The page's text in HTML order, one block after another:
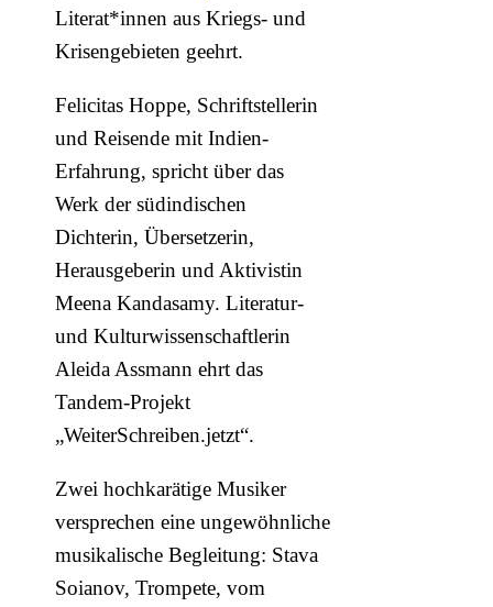
Literat*innen aus Kriegs- und
Krisengebieten geehrt.
Felicitas Hoppe, Schriftstellerin
und Reisende mit Indien-
Erfahrung, spricht über das
Werk der südindischen
Dichterin, Übersetzerin,
Herausgeberin und Aktivistin
Meena Kandasamy. Literatur-
und Kulturwissenschaftlerin
Aleida Assmann ehrt das
Tandem-Projekt
„WeiterSchreiben.jetzt“.
Zwei hochkarätige Musiker
versprechen eine ungewöhnliche
musikalische Begleitung: Stava
Soianov, Trompete, vom